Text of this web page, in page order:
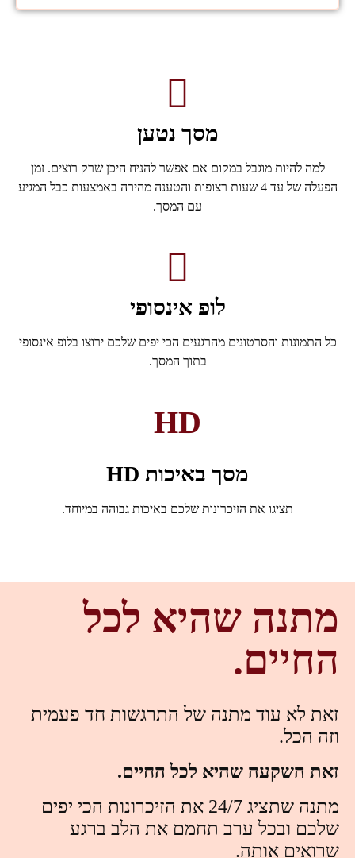
מסך נטען
למה להיות מוגבל במקום אם אפשר להניח היכן שרק רוצים. זמן
הפעלה של עד 4 שעות רצופות והטענה מהירה באמצעות כבל המגיע
עם המסך.
לופ אינסופי
כל התמונות והסרטונים מהרגעים הכי יפים שלכם ירוצו בלופ אינסופי
בתוך המסך.
HD
מסך באיכות HD
תציגו את הזיכרונות שלכם באיכות גבוהה במיוחד.
מתנה שהיא לכל
החיים.
זאת לא עוד מתנה של התרגשות חד פעמית
וזה הכל.
זאת השקעה שהיא לכל החיים.
מתנה שתציג 24/7 את הזיכרונות הכי יפים
שלכם ובכל ערב תחמם את הלב ברגע
שרואים אותה.